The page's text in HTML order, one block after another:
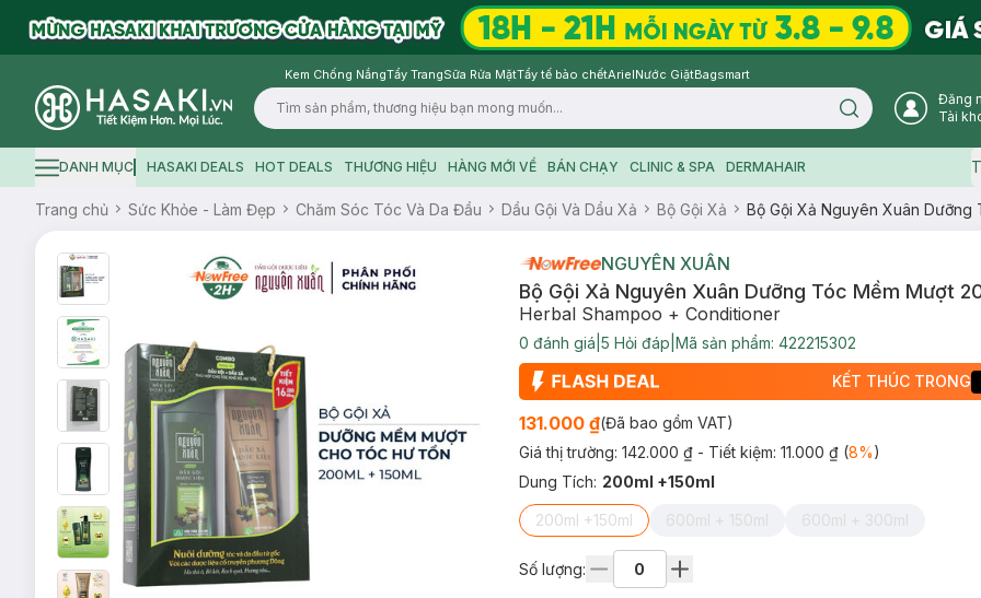
Kem Chống NắngTẩy TrangSữa Rửa MặtTẩy tế bào chếtArielNước GiặtBagsmart
Logo
Search icon
Đăng
Tài
Hamburger icon
DANH MỤC HASAKI DEALS HOT DEALS THƯƠNG HIỆU HÀNG MỚI VỀ BÁN CHẠY CLINIC & SPA DERMAHAIR
Trang chủ Sức Khỏe - Làm Đẹp Chăm Sóc Tóc Và Da Đầu Dầu Gội Và Dầu Xả Bộ Gội Xả Bộ Gội Xả Nguyên Xuân Dưỡng
NGUYÊN XUÂN
Bộ Gội Xả Nguyên Xuân Dưỡng Tóc Mềm Mượt
Herbal Shampoo + Conditioner
0 đánh giá 5 Hỏi đáp Mã sản phẩm: 422215302
KẾT THÚC TRONG
131.000 ₫(Đã bao gồm VAT)
Giá thị trường: 142.000 ₫ - Tiết kiệm: 11.000 ₫(8%)
Dung Tích: 200ml +150ml
200ml +150ml 600ml + 150ml 600ml + 300ml
Số lượng: